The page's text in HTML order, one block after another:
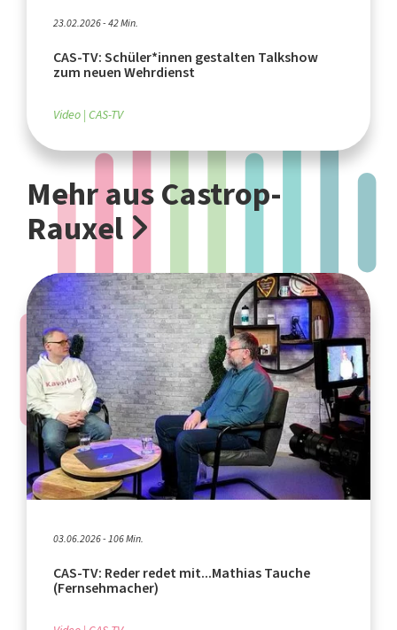
23.02.2026 - 42 Min.
CAS-TV: Schüler*innen gestalten Talkshow
zum neuen Wehrdienst
Video CAS-TV
Mehr aus Castrop-
Rauxel
03.06.2026 - 106 Min.
CAS-TV: Reder redet mit...Mathias Tauche
(Fernsehmacher)